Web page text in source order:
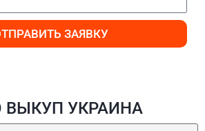
ЗАЯВКУ
ВЫКУП УКРАИНА